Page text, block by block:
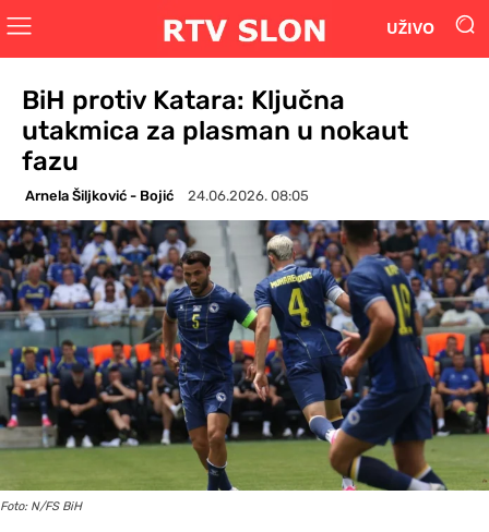
UŽIVO
BiH protiv Katara: Ključna
utakmica za plasman u nokaut
fazu
Arnela Šiljković - Bojić 24.06.2026. 08:05
Foto: N/FS BiH